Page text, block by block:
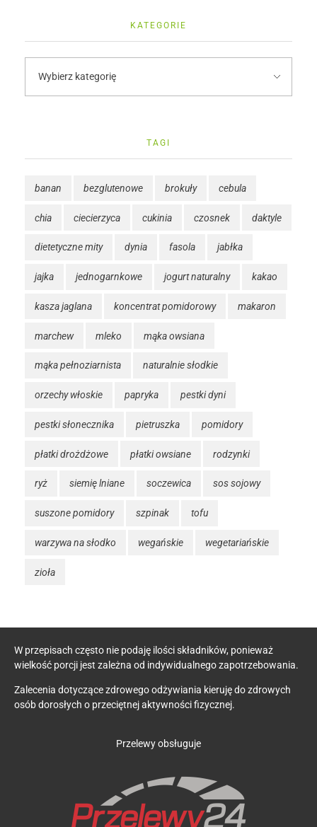
KATEGORIE
TAGI
banan bezglutenowe brokuły cebula
chia ciecierzyca cukinia czosnek daktyle
dietetyczne mity dynia fasola jabłka
jajka jednogarnkowe jogurt naturalny kakao
kasza jaglana koncentrat pomidorowy makaron
marchew mleko mąka owsiana
mąka pełnoziarnista naturalnie słodkie
orzechy włoskie papryka pestki dyni
pestki słonecznika pietruszka pomidory
płatki drożdżowe płatki owsiane rodzynki
ryż siemię lniane soczewica sos sojowy
suszone pomidory szpinak tofu
warzywa na słodko wegańskie wegetariańskie
zioła
W przepisach często nie podaję ilości składników, ponieważ
wielkość porcji jest zależna od indywidualnego zapotrzebowania.
Zalecenia dotyczące zdrowego odżywiania kieruję do zdrowych
osób dorosłych o przeciętnej aktywności fizycznej.
Przelewy obsługuje